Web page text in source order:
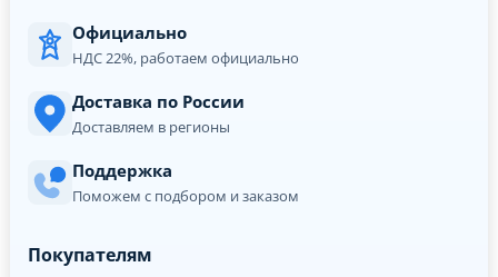
Официально
НДС 22%, работаем официально
Доставка по России
Доставляем в регионы
Поддержка
Поможем с подбором и заказом
Покупателям